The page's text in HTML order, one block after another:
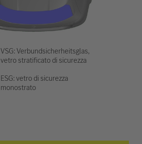
VSG: Verbundsicherheitsglas,
vetro stratificato di sicurezza
ESG: vetro di sicurezza
monostrato